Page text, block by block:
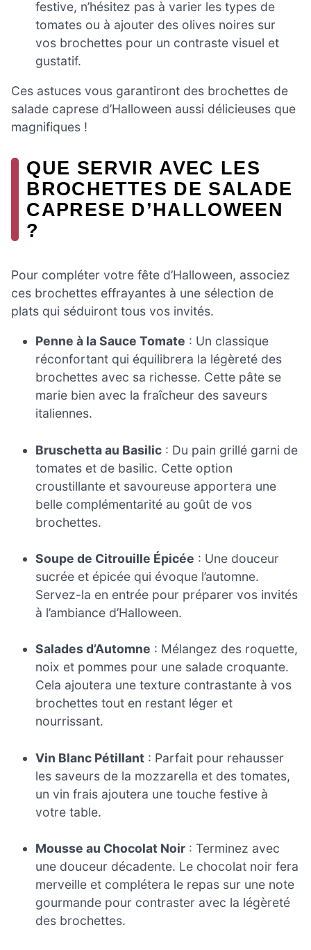
festive, n’hésitez pas à varier les types de
tomates ou à ajouter des olives noires sur
vos brochettes pour un contraste visuel et
gustatif.
Ces astuces vous garantiront des brochettes de
salade caprese d’Halloween aussi délicieuses que
magnifiques !
QUE SERVIR AVEC LES
BROCHETTES DE SALADE
CAPRESE D’HALLOWEEN
?
Pour compléter votre fête d’Halloween, associez
ces brochettes effrayantes à une sélection de
plats qui séduiront tous vos invités.
Penne à la Sauce Tomate : Un classique
réconfortant qui équilibrera la légèreté des
brochettes avec sa richesse. Cette pâte se
marie bien avec la fraîcheur des saveurs
italiennes.
Bruschetta au Basilic : Du pain grillé garni de
tomates et de basilic. Cette option
croustillante et savoureuse apportera une
belle complémentarité au goût de vos
brochettes.
Soupe de Citrouille Épicée : Une douceur
sucrée et épicée qui évoque l’automne.
Servez-la en entrée pour préparer vos invités
à l’ambiance d’Halloween.
Salades d’Automne : Mélangez des roquette,
noix et pommes pour une salade croquante.
Cela ajoutera une texture contrastante à vos
brochettes tout en restant léger et
nourrissant.
Vin Blanc Pétillant : Parfait pour rehausser
les saveurs de la mozzarella et des tomates,
un vin frais ajoutera une touche festive à
votre table.
Mousse au Chocolat Noir : Terminez avec
une douceur décadente. Le chocolat noir fera
merveille et complétera le repas sur une note
gourmande pour contraster avec la légèreté
des brochettes.